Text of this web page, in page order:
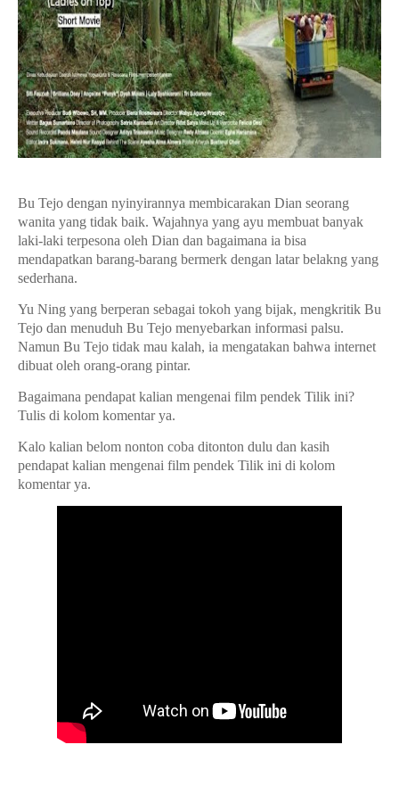
Bu Tejo dengan nyinyirannya membicarakan Dian seorang
wanita yang tidak baik. Wajahnya yang ayu membuat banyak
laki-laki terpesona oleh Dian dan bagaimana ia bisa
mendapatkan barang-barang bermerk dengan latar belakng yang
sederhana.
Yu Ning yang berperan sebagai tokoh yang bijak, mengkritik Bu
Tejo dan menuduh Bu Tejo menyebarkan informasi palsu.
Namun Bu Tejo tidak mau kalah, ia mengatakan bahwa internet
dibuat oleh orang-orang pintar.
Bagaimana pendapat kalian mengenai film pendek Tilik ini?
Tulis di kolom komentar ya.
Kalo kalian belom nonton coba ditonton dulu dan kasih
pendapat kalian mengenai film pendek Tilik ini di kolom
komentar ya.